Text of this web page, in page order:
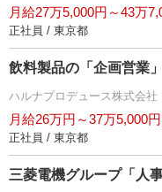
月給27万5,000円～43万
正社員 / 東京都
飲料製品の「企画営業
ハルナプロデュース株式会社
月給26万円～37万5,000円
正社員 / 東京都
三菱電機グループ「人